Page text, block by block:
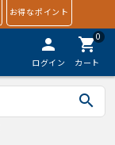
お得なポイント
person
ログイン
0
shopping_cart
カート
search